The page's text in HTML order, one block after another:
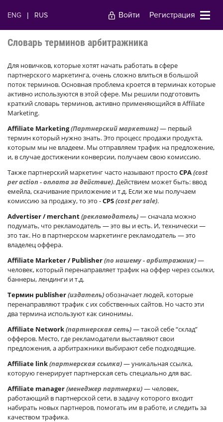
ENG | RUS Войти Регистрация
Словарь терминов арбитражника
Для новичков, которые хотят начать работать в сфере
партнерского маркетинга, очень сложно влиться в большой
поток терминов. Основная проблема кроется в терминах которые
активно используются в этой сфере. Мы решили подготовить
краткий словарь терминов, активно применяющийся в Affiliate
Marketing.
Affiliate Marketing(Партнерский маркетинг)— первый
термин который нужно знать. Это процесс продажи продукта,
которым мы не владеем. Мы отправляем трафик на предложение,
и, в случае достижении конверсии, получаем свою комиссию.
Также партнерский маркетинг часто называют просто CPA(cost
per action - оплата за действие). Действием может быть: ввод
емейла, скачивание приложение и т.д. Если же мы получаем
комиссию за продажу, то это -CPS(cost per sale).
Advertiser / merchant(рекламодатель)— сначала можно
подумать, что рекламодатель — это вы и есть. И, технически —
это так. Но в партнерском маркетинге рекламодатель — это
владелец оффера.
Affiliate Marketer / Publisher(по нашему - арбитражник)—
человек, который перенаправляет трафик на оффер через ссылки,
баннеры, лендинги и т.д.
Термин publisher(издатель)обозначает людей, которые
перенаправляют трафик с их собственных сайтов. Но часто эти
два термина используют как синонимы.
Affiliate Network(партнерская сеть)— такой себе “склад”
офферов. Место, где рекламодатели выставляют свои
предложения, а арбитражники выбирают себе подходящие.
Affiliate link(партнерская ссылка)— уникальная ссылка,
которую генерирует партнерская сеть специально для вас.
Affiliate manager(менеджер партнерки)— человек,
работающий в партнерской сети, в задачу которого входит
набирать новых партнеров, помогать им в работе, и следить за
качеством трафика.